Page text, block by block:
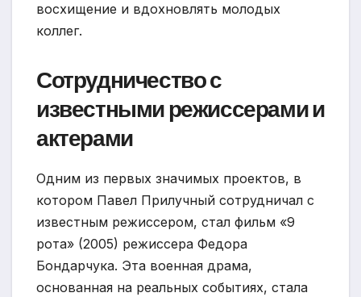
восхищение и вдохновлять молодых
коллег.
Сотрудничество с
известными режиссерами и
актерами
Одним из первых значимых проектов, в
котором Павел Прилучный сотрудничал с
известным режиссером, стал фильм «9
рота» (2005) режиссера Федора
Бондарчука. Эта военная драма,
основанная на реальных событиях, стала